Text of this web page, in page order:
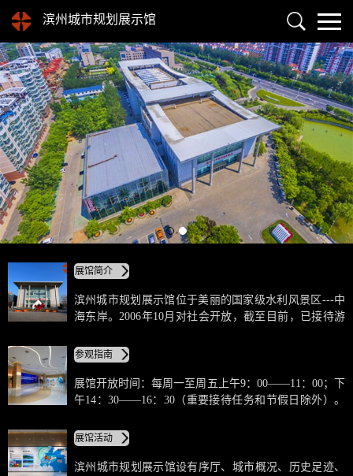
滨州城市规划展示馆
展馆简介
滨州城市规划展示馆位于美丽的国家级水利风景区---中
海东岸。2006年10月对社会开放，截至目前，已接待游
教育基地、省青年文明号、省巾帼文明岗等荣誉称号。
滨州城市规划展示馆用“新旧对比”、“写实”的手法，突
出滨州元素和符号，全面展示城乡发展的历史变迁、规
划引领下的全市社会经济发展成就和灿烂的明天。
参观指南
展馆开放时间：每周一至周五上午9：00——11：00；下
午14：30——16：30（重要接待任务和节假日除外）。
（身份 证、护照、驾驶证、军官证、老年证、学生证）
免费参观。根据消防安全要求，每次团体预约参观人数
不得超过200人。
展馆活动
滨州城市规划展示馆设有序厅、城市概况、历史足迹、